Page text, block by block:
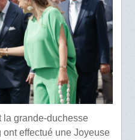
la grande-duchesse
effectué une Joyeuse